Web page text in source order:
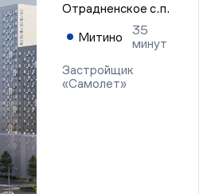
Отрадненское с.п.
Митино
35
минут
Застройщик
«Самолет»